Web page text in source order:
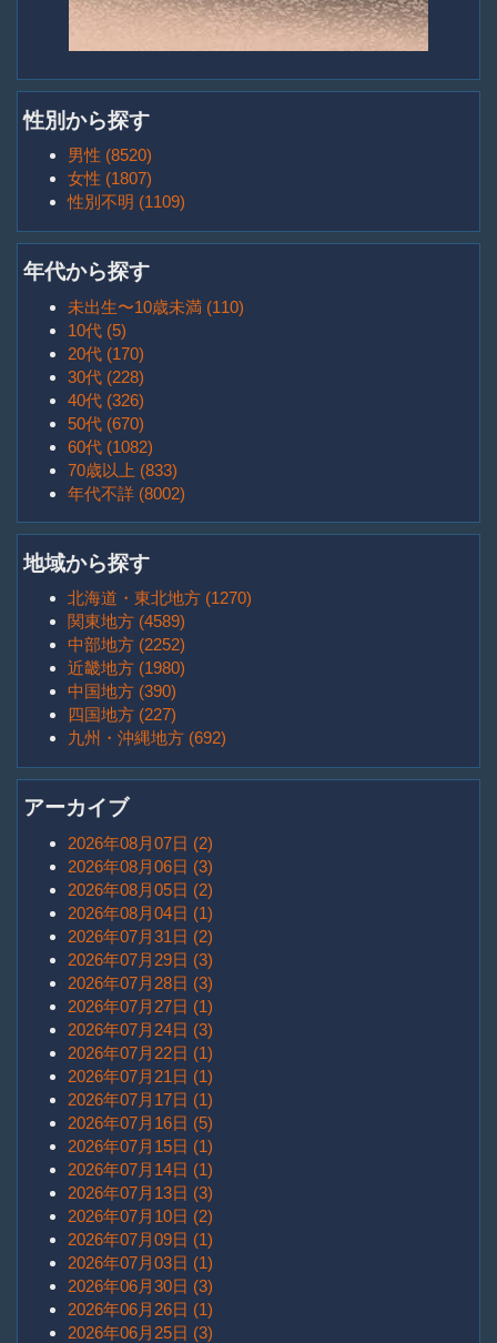
性別から探す
男性 (8520)
女性 (1807)
性別不明 (1109)
年代から探す
未出生〜10歳未満 (110)
10代 (5)
20代 (170)
30代 (228)
40代 (326)
50代 (670)
60代 (1082)
70歳以上 (833)
年代不詳 (8002)
地域から探す
北海道・東北地方 (1270)
関東地方 (4589)
中部地方 (2252)
近畿地方 (1980)
中国地方 (390)
四国地方 (227)
九州・沖縄地方 (692)
アーカイブ
2026年08月07日 (2)
2026年08月06日 (3)
2026年08月05日 (2)
2026年08月04日 (1)
2026年07月31日 (2)
2026年07月29日 (3)
2026年07月28日 (3)
2026年07月27日 (1)
2026年07月24日 (3)
2026年07月22日 (1)
2026年07月21日 (1)
2026年07月17日 (1)
2026年07月16日 (5)
2026年07月15日 (1)
2026年07月14日 (1)
2026年07月13日 (3)
2026年07月10日 (2)
2026年07月09日 (1)
2026年07月03日 (1)
2026年06月30日 (3)
2026年06月26日 (1)
2026年06月25日 (3)